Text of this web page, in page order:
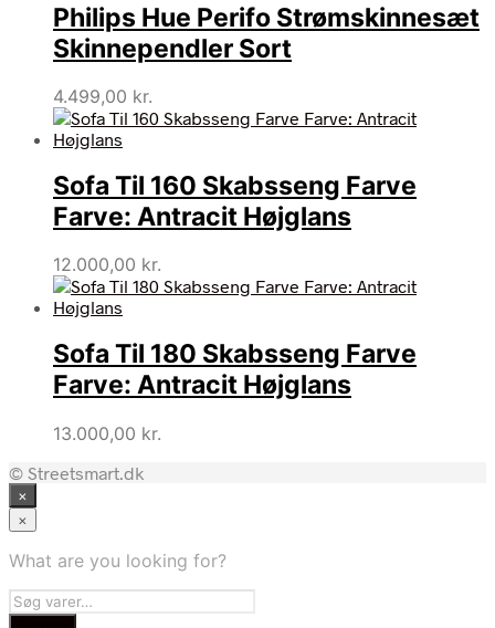
Philips Hue Perifo Strømskinnesæt
Skinnependler Sort
4.499,00 kr.
Sofa Til 160 Skabsseng Farve
Farve: Antracit Højglans
12.000,00 kr.
Sofa Til 180 Skabsseng Farve
Farve: Antracit Højglans
13.000,00 kr.
© Streetsmart.dk
×
×
What are you looking for?